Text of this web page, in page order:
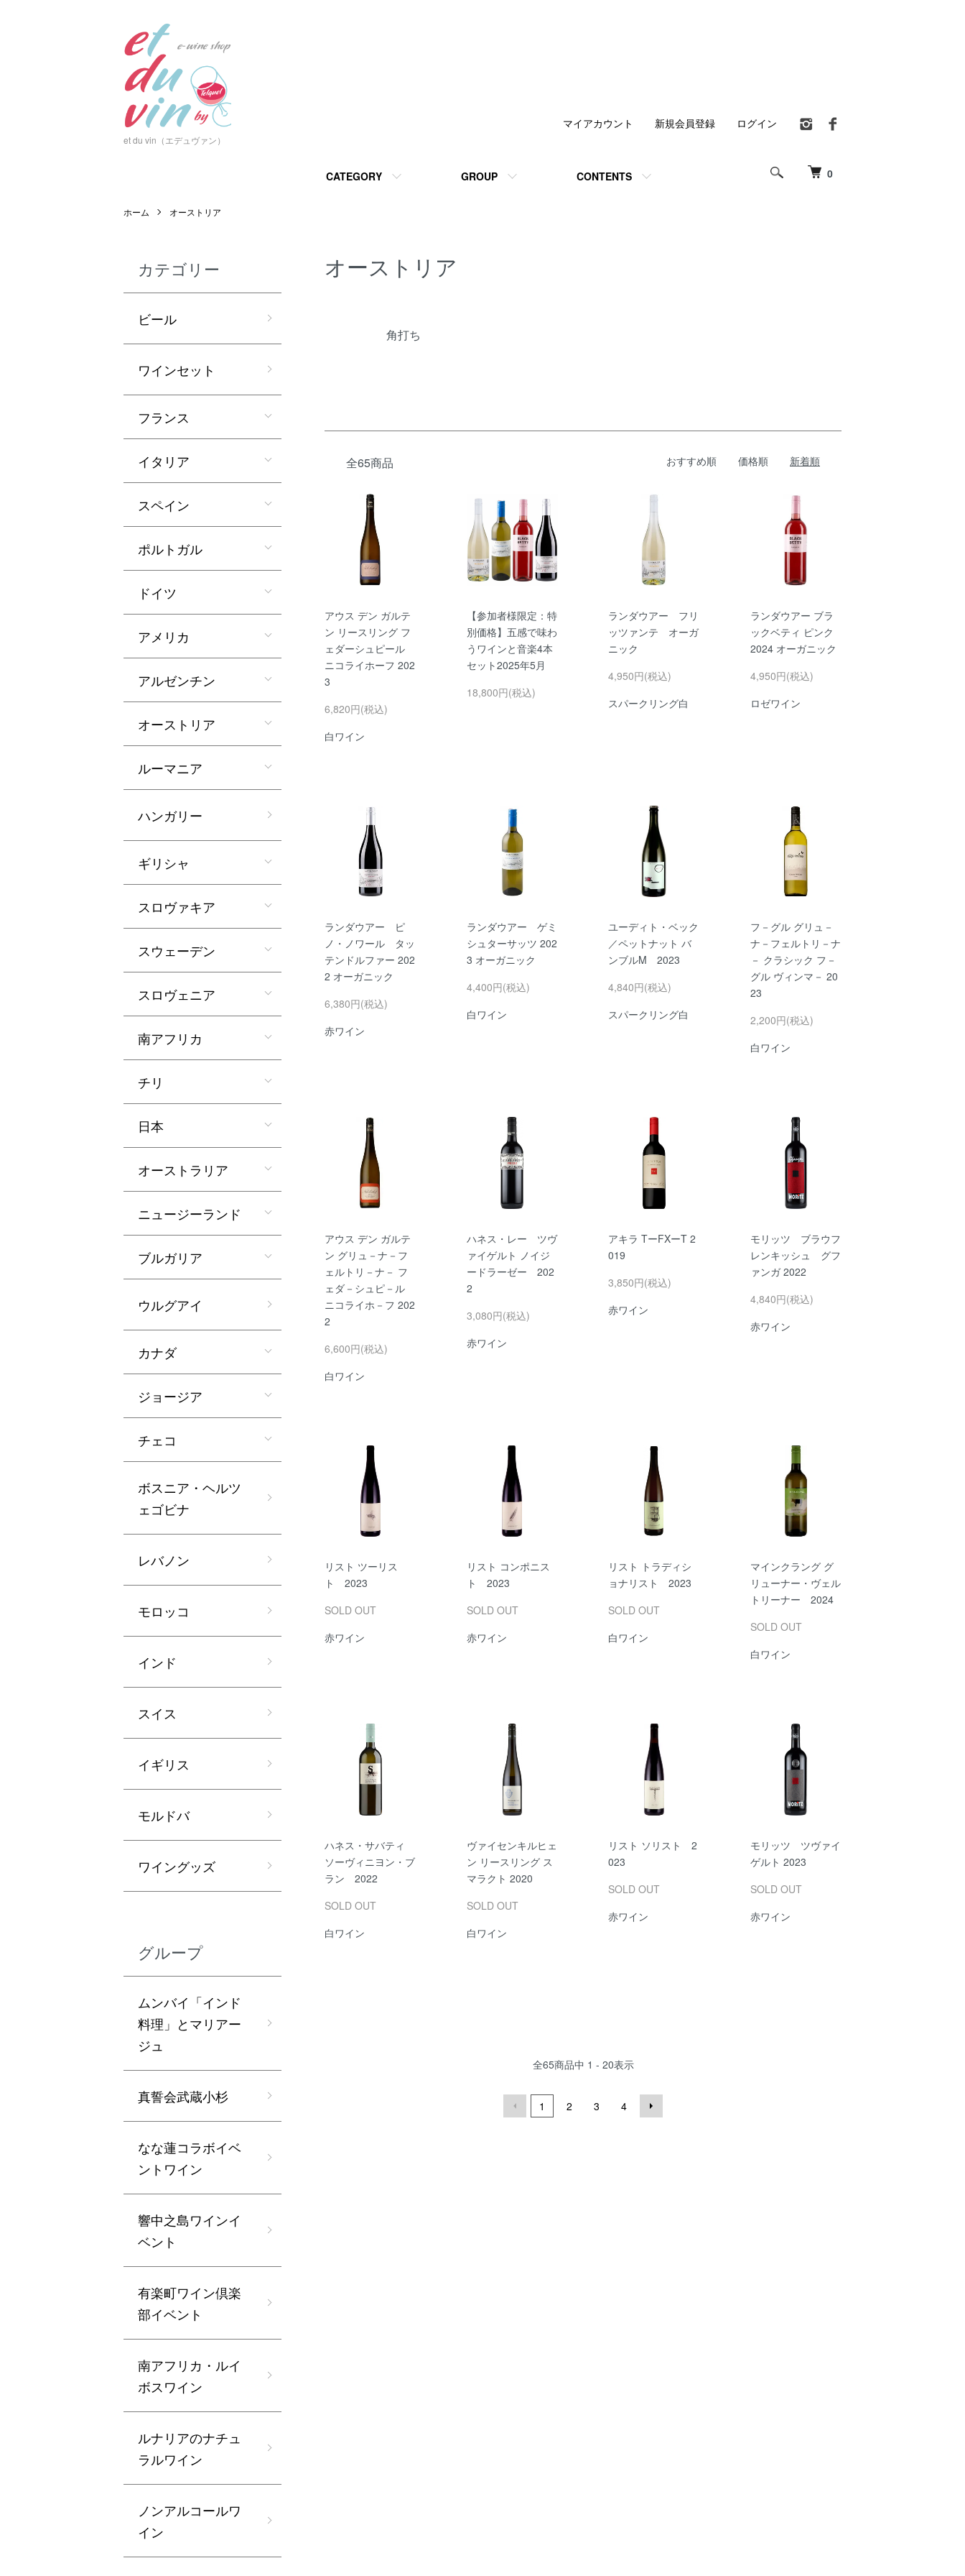
et du vin（エデュヴァン）
0
CATEGORY GROUP CONTENTS
マイアカウント 新規会員登録 ログイン
ホーム オーストリア
オーストリア
角打ち
全65商品 おすすめ順 価格順 新着順
アウス デン ガルテ
ン リースリング フ
ェダーシュピール
ニコライホーフ 202
3
6,820円(税込)
白ワイン
【参加者様限定：特
別価格】五感で味わ
うワインと音楽4本
セット2025年5月
18,800円(税込)
ランダウアー フリ
ッツァンテ オーガ
ニック
4,950円(税込)
スパークリング白
ランダウアー ブラ
ックベティ ピンク
2024 オーガニック
4,950円(税込)
ロゼワイン
ランダウアー ピ
ノ・ノワール タッ
テンドルファー 202
2 オーガニック
6,380円(税込)
赤ワイン
ランダウアー ゲミ
シュターサッツ 202
3 オーガニック
4,400円(税込)
白ワイン
ユーディト・ベック
／ペットナット バ
ンブルM 2023
4,840円(税込)
スパークリング白
フ－グル グリュ－
ナ－フェルトリ－ナ
－ クラシック フ－
グル ヴィンマ－ 20
23
2,200円(税込)
白ワイン
アウス デン ガルテ
ン グリュ－ナ－フ
ェルトリ－ナ－ フ
ェダ－シュピ－ル
ニコライホ－フ 202
2
6,600円(税込)
白ワイン
ハネス・レー ツヴ
ァイゲルト ノイジ
ードラーゼー 202
2
3,080円(税込)
赤ワイン
アキラ TーFXーT 2
019
3,850円(税込)
赤ワイン
モリッツ ブラウフ
レンキッシュ グフ
ァンガ 2022
4,840円(税込)
赤ワイン
リスト ツーリス
ト 2023
SOLD OUT
赤ワイン
リスト コンポニス
ト 2023
SOLD OUT
赤ワイン
リスト トラディシ
ョナリスト 2023
SOLD OUT
白ワイン
マインクラング グ
リューナー・ヴェル
トリーナー 2024
SOLD OUT
白ワイン
ハネス・サバティ
ソーヴィニヨン・ブ
ラン 2022
SOLD OUT
白ワイン
ヴァイセンキルヒェ
ン リースリング ス
マラクト 2020
SOLD OUT
白ワイン
リスト ソリスト 2
023
SOLD OUT
赤ワイン
モリッツ ツヴァイ
ゲルト 2023
SOLD OUT
赤ワイン
全65商品中 1 - 20表示
1 2 3 4
カテゴリー
ビール
ワインセット
フランス
イタリア
スペイン
ポルトガル
ドイツ
アメリカ
アルゼンチン
オーストリア
ルーマニア
ハンガリー
ギリシャ
スロヴァキア
スウェーデン
スロヴェニア
南アフリカ
チリ
日本
オーストラリア
ニュージーランド
ブルガリア
ウルグアイ
カナダ
ジョージア
チェコ
ボスニア・ヘルツ
ェゴビナ
レバノン
モロッコ
インド
スイス
イギリス
モルドバ
ワイングッズ
グループ
ムンバイ「インド
料理」とマリアー
ジュ
真誓会武蔵小杉
なな蓮コラボイベ
ントワイン
響中之島ワインイ
ベント
有楽町ワイン倶楽
部イベント
南アフリカ・ルイ
ボスワイン
ルナリアのナチュ
ラルワイン
ノンアルコールワ
イン